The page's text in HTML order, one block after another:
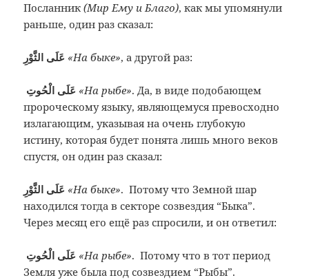
Посланник(Мир Ему и Благо), как мы упомянули
раньше, один раз сказал:
«На быке», а другой раз:
عَلَى الْحُوتِ «На рыбе». Да, в виде подобающем
пророческому языку, являющемуся превосходно
излагающим, указывая на очень глубокую
истину, которая будет понята лишь много веков
спустя, он один раз сказал:
«На быке». Потому что Земной шар
находился тогда в секторе созвездия “Быка”.
Через месяц его ещё раз спросили, и он ответил:
عَلَى الْحُوتِ «На рыбе». Потому что в тот период
Земля уже была под созвездием “Рыбы”.